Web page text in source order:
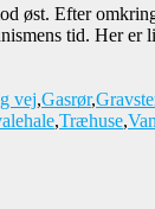
Efter
tid. Her
vej,Gasrør,
,Træhuse,